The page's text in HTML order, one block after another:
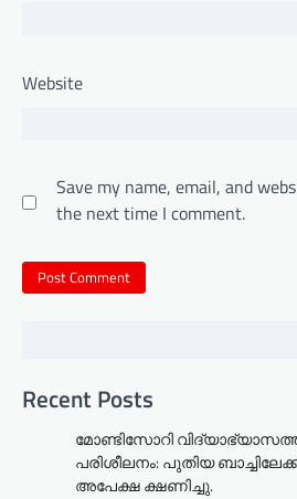
Website
Save my name, email, and
the next time I comment.
Recent Posts
മോണ്ടിസോറി
പരിശീലനം: പുതിയ
അപേക്ഷ ക്ഷണിച്ചു.